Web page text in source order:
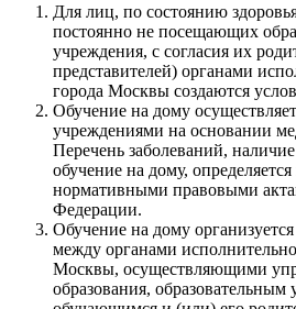
Для лиц, по состоянию
постоянно не посещающих
учреждения, с согласия их
представителей) органами
города Москвы создаются
Обучение на дому
учреждениями на основании
Перечень заболеваний,
обучение на дому,
нормативными правовыми
Федерации.
Обучение на дому
между органами
Москвы, осуществляющими
образования, образовательным